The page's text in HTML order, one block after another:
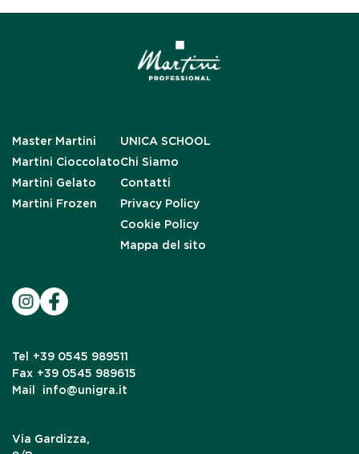
Master Martini
Martini Cioccolato
Martini Gelato
Martini Frozen
UNICA SCHOOL
Chi Siamo
Contatti
Privacy Policy
Cookie Policy
Mappa del sito
Tel
+39 0545 989511
Fax +39 0545 989615
Mail
info@unigra.it
Via Gardizza,